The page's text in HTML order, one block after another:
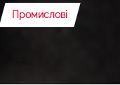
Промислові